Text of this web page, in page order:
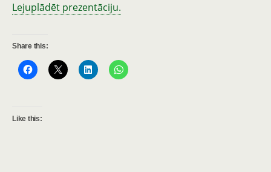
Lejuplādēt prezentāciju.
Share this:
Like this: